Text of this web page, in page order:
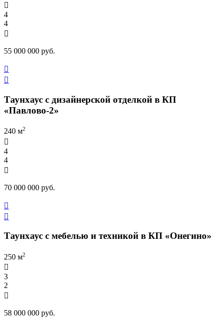

4
4

55 000 000 руб.


Таунхаус с дизайнерской отделкой в КП
«Павлово-2»
240 м2

4
4

70 000 000 руб.


Таунхаус с мебелью и техникой в КП «Онегино»
250 м2

3
2

58 000 000 руб.